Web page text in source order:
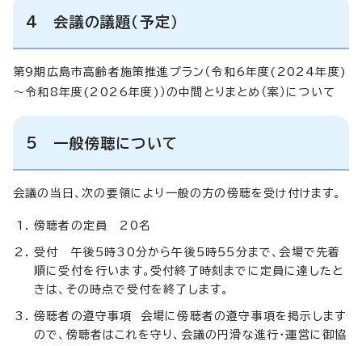
4 会議の議題（予定）
第9期広島市高齢者施策推進プラン（令和6年度(2024年度)
～令和8年度(2026年度)）の中間とりまとめ（案）について
5 一般傍聴について
会議の当日、次の要領により一般の方の傍聴を受け付けます。
傍聴者の定員 20名
受付 午後5時30分から午後5時55分まで、会場で先着
順に受付を行います。受付終了時刻までに定員に達したと
きは、その時点で受付を終了します。
傍聴者の遵守事項 会場に傍聴者の遵守事項を掲示します
ので、傍聴者はこれを守り、会議の円滑な進行・運営に御協